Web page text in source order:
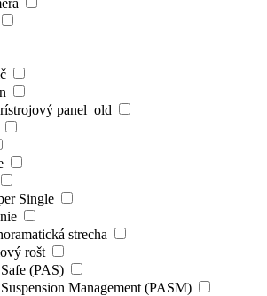
panel_old
Single
strecha
rošt
(PAS)
Management (PASM)